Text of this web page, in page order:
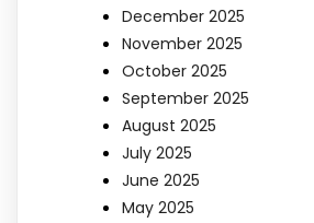
December 2025
November 2025
October 2025
September 2025
August 2025
July 2025
June 2025
May 2025